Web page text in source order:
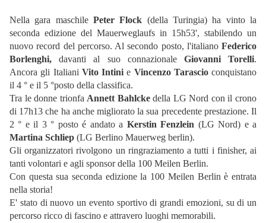
Nella gara maschile Peter Flock (della Turingia) ha vinto la
seconda edizione del Mauerweglaufs in 15h53', stabilendo un
nuovo record del percorso. Al secondo posto, l'italiano Federico
Borlenghi, davanti al suo connazionale Giovanni Torelli.
Ancora gli Italiani Vito Intini e Vincenzo Tarascioconquistano
il 4 ° e il 5 °posto della classifica.
Tra le donne trionfa Annett Bahlckedella LG Nord con il crono
di 17h13 che ha anche migliorato la sua precedente prestazione. Il
2 ° e il 3 ° posto é andato a Kerstin Fenzlein (LG Nord) e a
Martina Schliep (LG Berlino Mauerweg berlin).
Gli organizzatori rivolgono un ringraziamento a tutti i finisher, ai
tanti volontari e agli sponsor della 100 Meilen Berlin.
Con questa sua seconda edizione la 100 Meilen Berlin è entrata
nella storia!
E' stato di nuovo un evento sportivo di grandi emozioni, su di un
percorso ricco di fascino e attravero luoghi memorabili.